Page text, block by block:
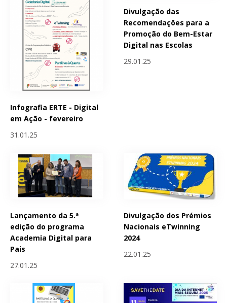
Infografia ERTE - Digital
em Ação - fevereiro
31.01.25
Divulgação das
Recomendações para a
Promoção do Bem-Estar
Digital nas Escolas
29.01.25
Lançamento da 5.ª
edição do programa
Academia Digital para
Pais
27.01.25
Divulgação dos Prémios
Nacionais eTwinning
2024
22.01.25